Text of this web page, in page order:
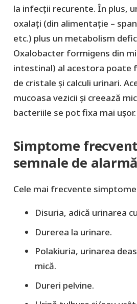
la infecții recurente. În plus,
oxalați (din alimentație –
etc.) plus un metabolism
Oxalobacter formigens din
intestinal) al acestora poate
de cristale și calculi urinari.
mucoasa vezicii și creează
bacteriile se pot fixa mai ușor.
Simptome
semnale de alarmă
Cele mai frecvente
Disuria, adică urinarea
Durerea la urinare.
Polakiuria, urinarea
mică.
Dureri pelvine.